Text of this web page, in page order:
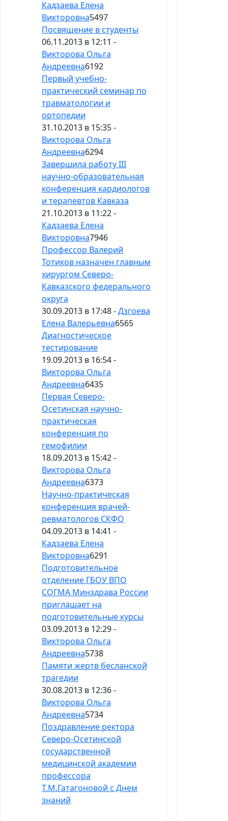
Кадзаева Елена
Викторовна5497
Посвящение в студенты
06.11.2013 в 12:11 -
Викторова Ольга
Андреевна6192
Первый учебно-
практический семинар по
травматологии и
ортопедии
31.10.2013 в 15:35 -
Викторова Ольга
Андреевна6294
Завершила работу III
научно-образовательная
конференция кардиологов
и терапевтов Кавказа
21.10.2013 в 11:22 -
Кадзаева Елена
Викторовна7946
Профессор Валерий
Тотиков назначен главным
хирургом Северо-
Кавказского федерального
округа
30.09.2013 в 17:48 -Дзгоева
Елена Валерьевна6565
Диагностическое
тестирование
19.09.2013 в 16:54 -
Викторова Ольга
Андреевна6435
Первая Северо-
Осетинская научно-
практическая
конференция по
гемофилии
18.09.2013 в 15:42 -
Викторова Ольга
Андреевна6373
Научно-практическая
конференция врачей-
ревматологов СКФО
04.09.2013 в 14:41 -
Кадзаева Елена
Викторовна6291
Подготовительное
отделение ГБОУ ВПО
СОГМА Минздрава России
приглашает на
подготовительные курсы
03.09.2013 в 12:29 -
Викторова Ольга
Андреевна5738
Памяти жертв бесланской
трагедии
30.08.2013 в 12:36 -
Викторова Ольга
Андреевна5734
Поздравление ректора
Северо-Осетинской
государственной
медицинской академии
профессора
Т.М.Гатагоновой с Днем
знаний